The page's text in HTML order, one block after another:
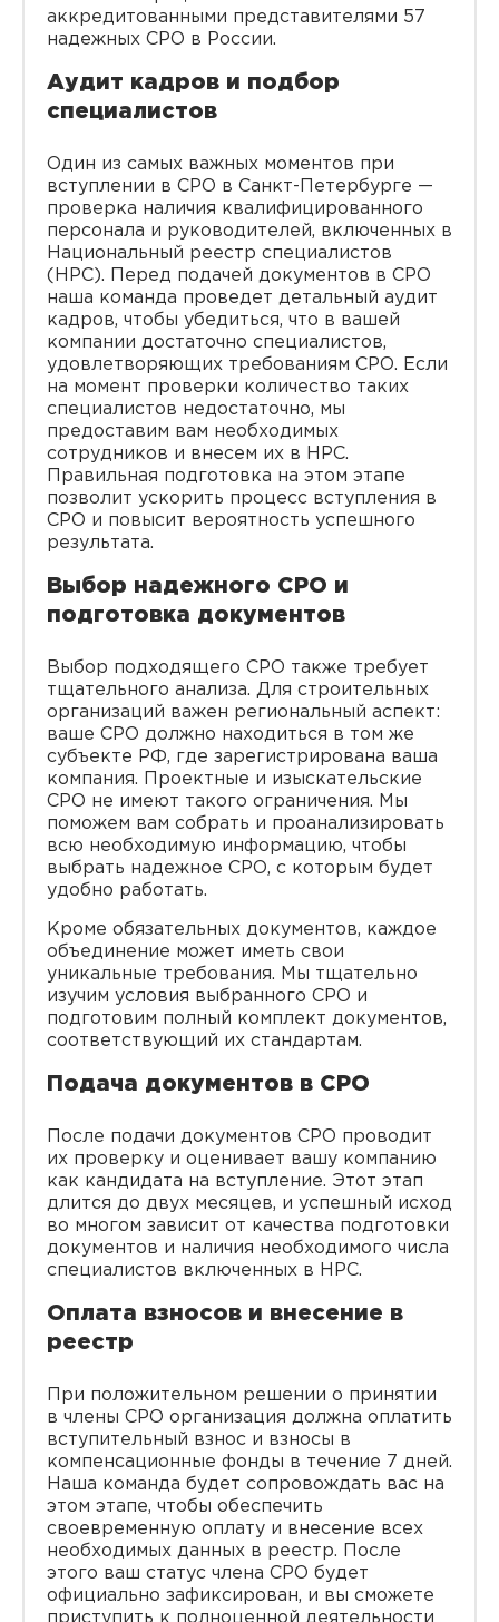
аккредитованными представителями 57
надежных СРО в России.
Аудит кадров и подбор
специалистов
Один из самых важных моментов при
вступлении в СРО в Санкт-Петербурге —
проверка наличия квалифицированного
персонала и руководителей, включенных в
Национальный реестр специалистов
(НРС). Перед подачей документов в СРО
наша команда проведет детальный аудит
кадров, чтобы убедиться, что в вашей
компании достаточно специалистов,
удовлетворяющих требованиям СРО. Если
на момент проверки количество таких
специалистов недостаточно, мы
предоставим вам необходимых
сотрудников и внесем их в НРС.
Правильная подготовка на этом этапе
позволит ускорить процесс вступления в
СРО и повысит вероятность успешного
результата.
Выбор надежного СРО и
подготовка документов
Выбор подходящего СРО также требует
тщательного анализа. Для строительных
организаций важен региональный аспект:
ваше СРО должно находиться в том же
субъекте РФ, где зарегистрирована ваша
компания. Проектные и изыскательские
СРО не имеют такого ограничения. Мы
поможем вам собрать и проанализировать
всю необходимую информацию, чтобы
выбрать надежное СРО, с которым будет
удобно работать.
Кроме обязательных документов, каждое
объединение может иметь свои
уникальные требования. Мы тщательно
изучим условия выбранного СРО и
подготовим полный комплект документов,
соответствующий их стандартам.
Подача документов в СРО
После подачи документов СРО проводит
их проверку и оценивает вашу компанию
как кандидата на вступление. Этот этап
длится до двух месяцев, и успешный исход
во многом зависит от качества подготовки
документов и наличия необходимого числа
специалистов включенных в НРС.
Оплата взносов и внесение в
реестр
При положительном решении о принятии
в члены СРО организация должна оплатить
вступительный взнос и взносы в
компенсационные фонды в течение 7 дней.
Наша команда будет сопровождать вас на
этом этапе, чтобы обеспечить
своевременную оплату и внесение всех
необходимых данных в реестр. После
этого ваш статус члена СРО будет
официально зафиксирован, и вы сможете
приступить к полноценной деятельности